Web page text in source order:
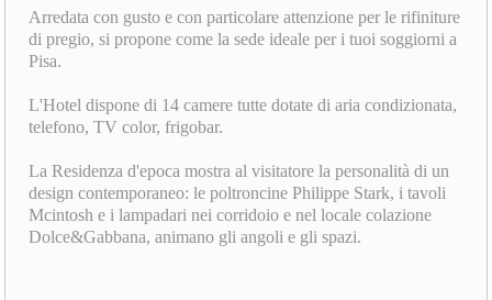
Arredata con gusto e con particolare attenzione per le rifiniture
di pregio, si propone come la sede ideale per i tuoi soggiorni a
Pisa.
L'Hotel dispone di 14 camere tutte dotate di aria condizionata,
telefono, TV color, frigobar.
La Residenza d'epoca mostra al visitatore la personalità di un
design contemporaneo: le poltroncine Philippe Stark, i tavoli
Mcintosh e i lampadari nei corridoio e nel locale colazione
Dolce&Gabbana, animano gli angoli e gli spazi.